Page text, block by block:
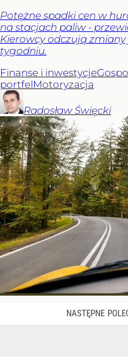
Potężne spadki cen w
na stacjach paliw -
Kierowcy odczują
tygodniu.
Finanse i inwestycje
portfelMotoryzacja
Radosław Święcki